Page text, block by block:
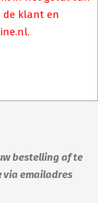
de klant en
bestelling af te
via emailadres